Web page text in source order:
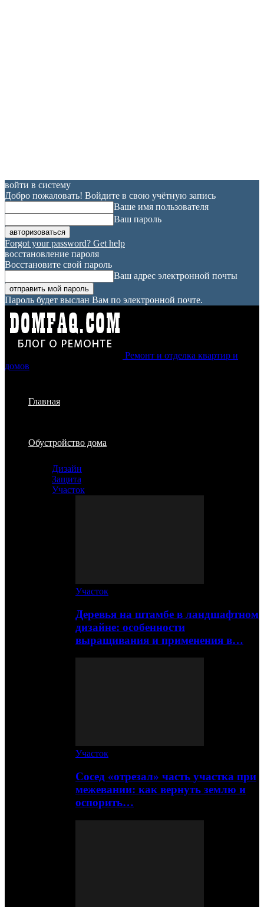
войти в систему
Добро пожаловать! Войдите в свою учётную запись
Ваше имя пользователя
Ваш пароль
Forgot your password? Get help
восстановление пароля
Восстановите свой пароль
Ваш адрес электронной почты
Пароль будет выслан Вам по электронной почте.
Ремонт и отделка квартир и
домов
Главная
Обустройство дома
Дизайн
Защита
Участок
Участок
Деревья на штамбе в ландшафтном
дизайне: особенности
выращивания и применения в…
Участок
Сосед «отрезал» часть участка при
межевании: как вернуть землю и
оспорить…